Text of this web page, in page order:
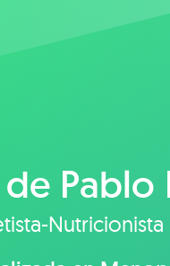
de Pablo
Nutricionista